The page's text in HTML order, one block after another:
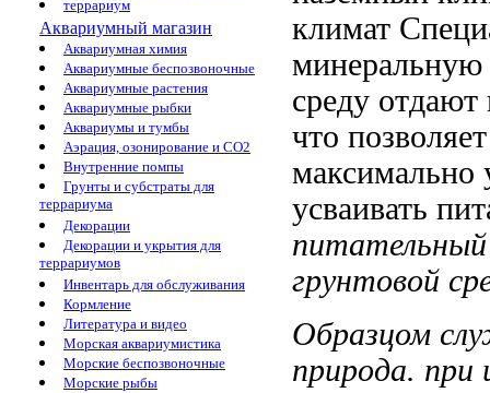
террариум
Аквариумный магазин
Аквариумная химия
Аквариумные беспозвоночные
Аквариумные растения
Аквариумные рыбки
Аквариумы и тумбы
Аэрация, озонирование и CO2
Внутренние помпы
Грунты и субстраты для
террариума
Декорации
Декорации и укрытия для
террариумов
Инвентарь для обслуживания
Кормление
Литература и видео
Морская аквариумистика
Морские беспозвоночные
Морские рыбы
климат
минеральную
среду отдают
что
максимально
усваивать
грунтовой
Образцом
природа. при